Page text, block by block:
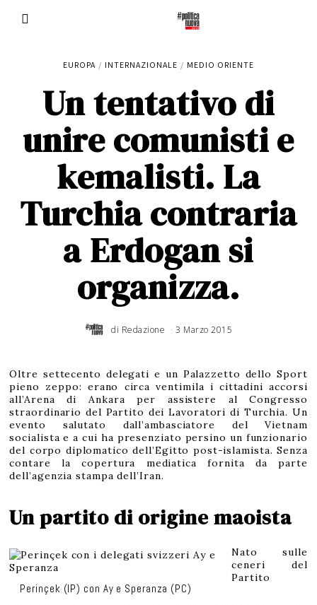
EUROPA / INTERNAZIONALE / MEDIO ORIENTE
Un tentativo di
unire comunisti e
kemalisti. La
Turchia contraria
a Erdogan si
organizza.
di Redazione 3 Marzo 2015
2
0
1
6
Oltre settecento delegati e un Palazzetto dello Sport
pieno zeppo: erano circa ventimila i cittadini accorsi
all’Arena di Ankara per assistere al Congresso
straordinario del Partito dei Lavoratori di Turchia. Un
evento salutato dall’ambasciatore del Vietnam
socialista e a cui ha presenziato persino un funzionario
del corpo diplomatico dell’Egitto post-islamista. Senza
contare la copertura mediatica fornita da parte
dell’agenzia stampa dell’Iran.
Un partito di origine maoista
Perinçek (IP) con Ay e Speranza (PC)
Nato sulle
ceneri del
Partito